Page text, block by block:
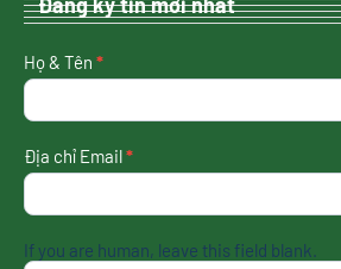
nhận
tin
nhất
Họ & Tên *
Địa chỉ Email*
If you are human, leave this field blank.